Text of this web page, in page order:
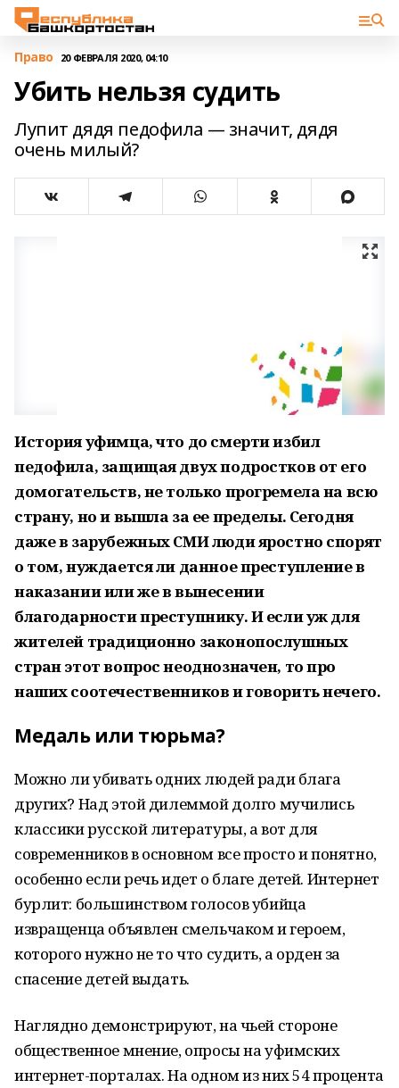
Право 20 ФЕВРАЛЯ 2020, 04:10
Убить нельзя судить
Лупит дядя педофила — значит, дядя
очень милый?
История уфимца, что до смерти избил
педофила, защищая двух подростков от его
домогательств, не только прогремела на всю
страну, но и вышла за ее пределы. Сегодня
даже в зарубежных СМИ люди яростно спорят
о том, нуждается ли данное преступление в
наказании или же в вынесении
благодарности преступнику. И если уж для
жителей традиционно законопослушных
стран этот вопрос неоднозначен, то про
наших соотечественников и говорить нечего.
Медаль или тюрьма?
Можно ли убивать одних людей ради блага
других? Над этой дилеммой долго мучились
классики русской литературы, а вот для
современников в основном все просто и понятно,
особенно если речь идет о благе детей. Интернет
бурлит: большинством голосов убийца
извращенца объявлен смельчаком и героем,
которого нужно не то что судить, а орден за
спасение детей выдать.
Наглядно демонстрируют, на чьей стороне
общественное мнение, опросы на уфимских
интернет-порталах. На одном из них 54 процента